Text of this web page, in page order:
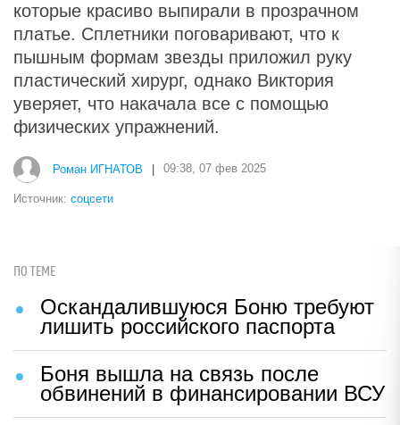
которые красиво выпирали в прозрачном
платье. Сплетники поговаривают, что к
пышным формам звезды приложил руку
пластический хирург, однако Виктория
уверяет, что накачала все с помощью
физических упражнений.
Роман ИГНАТОВ | 09:38, 07 фев 2025
Источник: соцсети
ПО ТЕМЕ
Оскандалившуюся Боню требуют
лишить российского паспорта
Боня вышла на связь после
обвинений в финансировании ВСУ